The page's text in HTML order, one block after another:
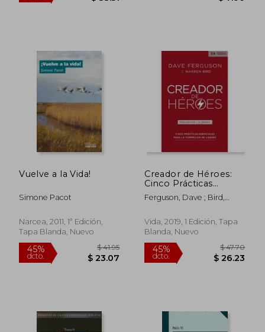
45%
$ 24.80
45%
Vuelve a la Vida!
Simone Pacot
Narcea, 2011, 1ª Edición,
Tapa Blanda, Nuevo
Creador de Héroes:
Cinco Prácticas
Esenciales Para la
Formación de Líderes
Ferguson, Dave ; Bird,
Vida, 2019, 1 Edición, Tapa
Blanda, Nuevo